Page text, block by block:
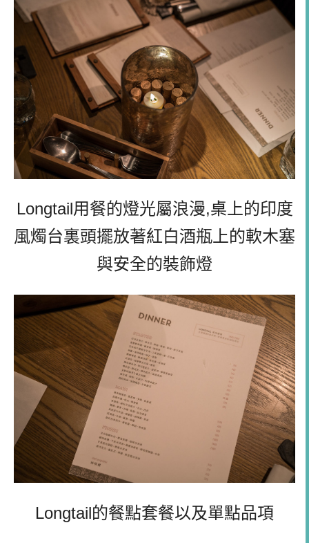
Longtail用餐的燈光屬浪漫,桌上的印度
風燭台裏頭擺放著紅白酒瓶上的軟木塞
與安全的裝飾燈
Longtail的餐點套餐以及單點品項